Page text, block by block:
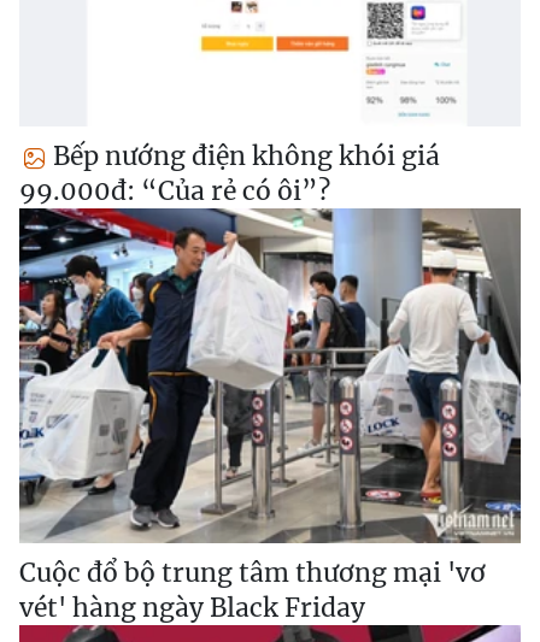
Bếp nướng điện không khói giá
99.000đ: “Của rẻ có ôi”?
Cuộc đổ bộ trung tâm thương mại 'vơ
vét' hàng ngày Black Friday